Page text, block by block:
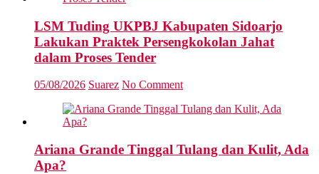
LSM Tuding UKPBJ Kabupaten Sidoarjo
Lakukan Praktek Persengkokolan Jahat
dalam Proses Tender
05/08/2026 Suarez No Comment
Ariana Grande Tinggal Tulang dan Kulit, Ada
Apa?